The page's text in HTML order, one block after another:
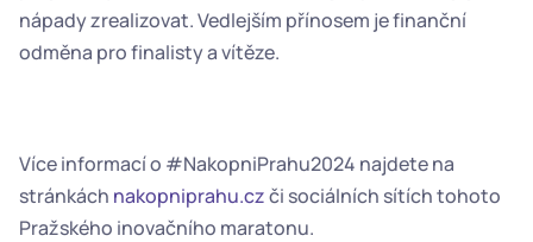
nápady zrealizovat. Vedlejším přínosem je finanční
odměna pro finalisty a vítěze.
Více informací o #NakopniPrahu2024 najdete na
stránkách nakopniprahu.cz či sociálních sítích tohoto
Pražského inovačního maratonu.